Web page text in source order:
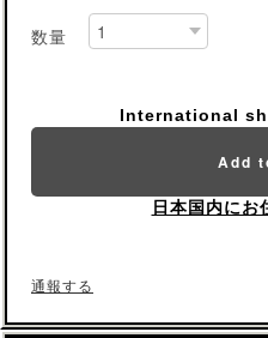
数量
International
Add
日本国内にお
通報する